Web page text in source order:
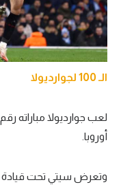
الـ 100 لجوارديولا
أوروبا.